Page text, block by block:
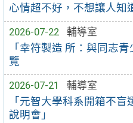
心情超不好，不想讓人知
2026-07-22
輔導室
「幸符製造 所：與同志
覽
2026-07-21
輔導室
「元智大學科系開箱不
說明會」